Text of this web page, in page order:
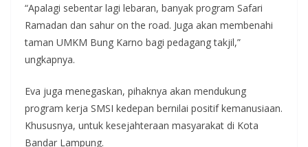
“Apalagi sebentar lagi lebaran, banyak program Safari
Ramadan dan sahur on the road. Juga akan membenahi
taman UMKM Bung Karno bagi pedagang takjil,”
ungkapnya.
Eva juga menegaskan, pihaknya akan mendukung
program kerja SMSI kedepan bernilai positif kemanusiaan.
Khususnya, untuk kesejahteraan masyarakat di Kota
Bandar Lampung.